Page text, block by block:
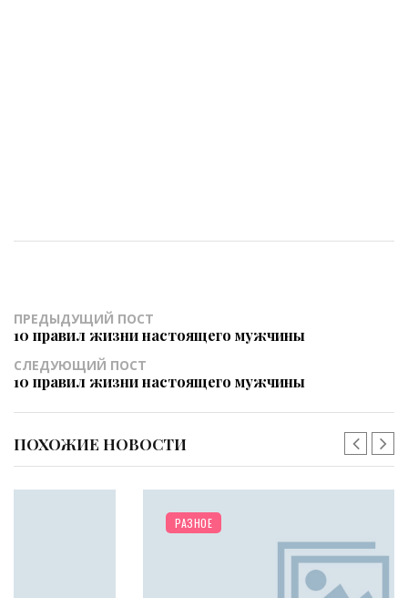
ПРЕДЫДУЩИЙ ПОСТ
10 правил жизни настоящего мужчины
СЛЕДУЮЩИЙ ПОСТ
10 правил жизни настоящего мужчины
ПОХОЖИЕ НОВОСТИ